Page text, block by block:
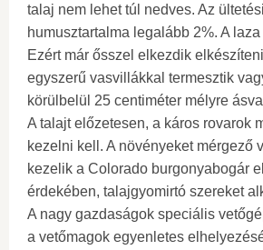
talaj nem lehet túl nedves. Az
humusztartalma legalább 2%. A
Ezért már ősszel elkezdik
egyszerű vasvillákkal termesztik
körülbelül 25 centiméter mélyre
A talajt előzetesen, a káros rovarok
kezelni kell. A növényeket mérgező
kezelik a Colorado burgonyabogár
érdekében, talajgyomirtó szereket
A nagy gazdaságok speciális
a vetőmagok egyenletes